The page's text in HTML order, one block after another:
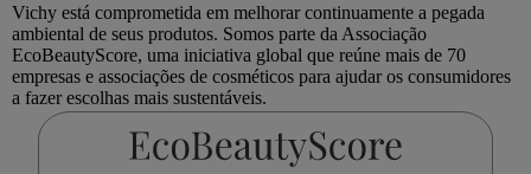
Vichy está comprometida em melhorar continuamente a pegada
ambiental de seus produtos. Somos parte da Associação
EcoBeautyScore, uma iniciativa global que reúne mais de 70
empresas e associações de cosméticos para ajudar os consumidores
a fazer escolhas mais sustentáveis.